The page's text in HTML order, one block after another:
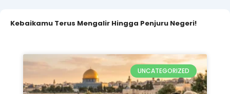
Kebaikamu Terus Mengalir Hingga Penjuru Negeri!
UNCATEGORIZED